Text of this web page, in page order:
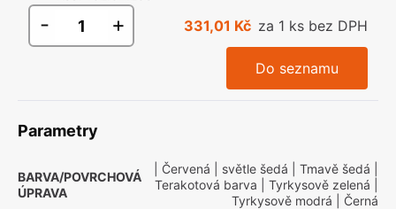
- + 331,01 Kč za 1 ks bez DPH
Do seznamu
Parametry
BARVA/POVRCHOVÁ
ÚPRAVA
| Červená | světle šedá | Tmavě šedá
Terakotová barva | Tyrkysově zelená
Tyrkysově modrá | Černá